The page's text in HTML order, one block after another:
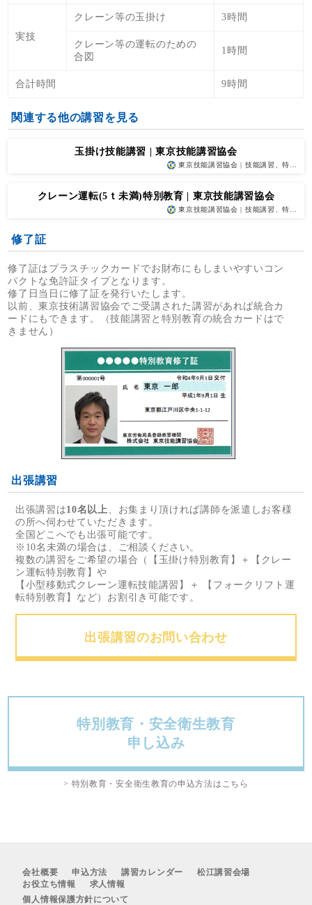
実技
クレーン等の玉掛け 3時間
クレーン等の運転のための
合図
1時間
合計時間 9時間
関連する他の講習を見る
玉掛け技能講習 | 東京技能講習協会
東京技能講習協会 | 技能講習、特…
クレーン運転(5ｔ未満)特別教育 | 東京技能講習協会
東京技能講習協会 | 技能講習、特…
修了証
修了証はプラスチックカードでお財布にもしまいやすいコン
パクトな免許証タイプとなります。
修了日当日に修了証を発行いたします。
以前、東京技術講習協会でご受講された講習があれば統合カ
ードにもできます。（技能講習と特別教育の統合カードはで
きません）
出張講習
出張講習は10名以上 、お集まり頂ければ講師を派遣しお客様
の所へ伺わせていただきます。
全国どこへでも出張可能です。
※10名未満の場合は、ご相談ください。
複数の講習をご希望の場合（【玉掛け特別教育】＋【クレー
ン運転特別教育】や
【小型移動式クレーン運転技能講習】＋ 【フォークリフト運
転特別教育】など）お割引き可能です。
出張講習のお問い合わせ
特別教育・安全衛生教育
申し込み
> 特別教育・安全衛生教育の申込方法はこちら
会社概要 申込方法 講習カレンダー
松江講習会場
お役立ち情報
求人情報
個人情報保護方針について